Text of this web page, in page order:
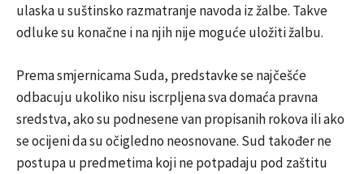
ulaska u suštinsko razmatranje navoda iz žalbe. Takve
odluke su konačne i na njih nije moguće uložiti žalbu.
Prema smjernicama Suda, predstavke se najčešće
odbacuju ukoliko nisu iscrpljena sva domaća pravna
sredstva, ako su podnesene van propisanih rokova ili ako
se ocijeni da su očigledno neosnovane. Sud također ne
postupa u predmetima koji ne potpadaju pod zaštitu